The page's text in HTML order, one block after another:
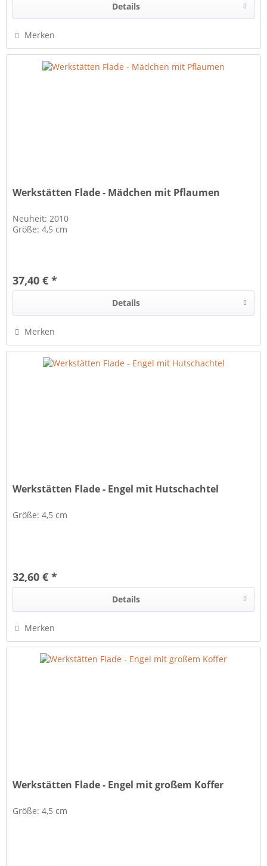
Details
Merken
Werkstätten Flade - Mädchen mit Pflaumen
Neuheit: 2010
Größe: 4,5 cm
37,40 € *
Details
Merken
Werkstätten Flade - Engel mit Hutschachtel
Größe: 4,5 cm
32,60 € *
Details
Merken
Werkstätten Flade - Engel mit großem Koffer
Größe: 4,5 cm